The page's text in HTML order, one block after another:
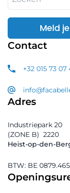
Meld
Contact
+32 015 73 07
Adres
Industriepark 20
(ZONE B) 2220
Heist-op-den-
BTW: BE